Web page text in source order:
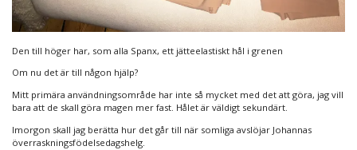
Den till höger har, som alla Spanx, ett jätteelastiskt hål i grenen
Om nu det är till någon hjälp?
Mitt primära användningsområde har inte så mycket med det att göra, jag vill
bara att de skall göra magen mer fast. Hålet är väldigt sekundärt.
Imorgon skall jag berätta hur det går till när somliga avslöjar Johannas
överraskningsfödelsedagshelg.